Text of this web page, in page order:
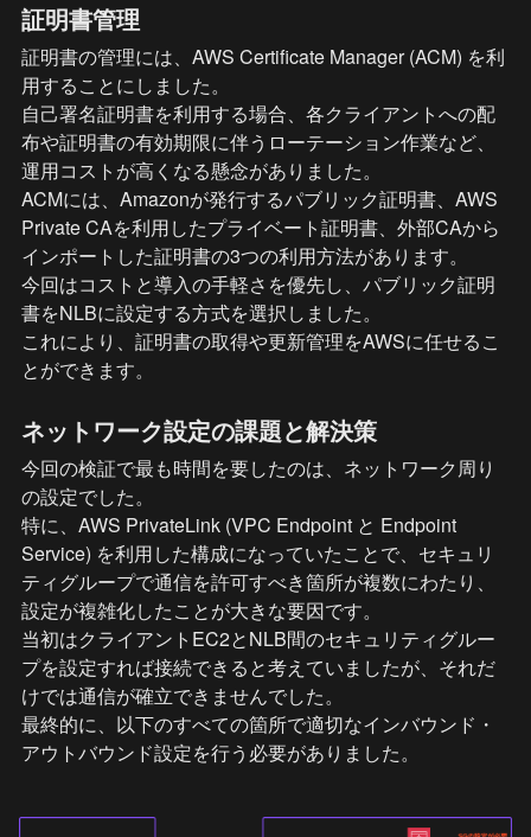
証明書管理
証明書の管理には、AWS Certificate Manager (ACM) を利
用することにしました。
自己署名証明書を利用する場合、各クライアントへの配
布や証明書の有効期限に伴うローテーション作業など、
運用コストが高くなる懸念がありました。
ACMには、Amazonが発行するパブリック証明書、AWS
Private CAを利用したプライベート証明書、外部CAから
インポートした証明書の3つの利用方法があります。
今回はコストと導入の手軽さを優先し、パブリック証明
書をNLBに設定する方式を選択しました。
これにより、証明書の取得や更新管理をAWSに任せるこ
とができます。
ネットワーク設定の課題と解決策
今回の検証で最も時間を要したのは、ネットワーク周り
の設定でした。
特に、AWS PrivateLink (VPC Endpoint と Endpoint
Service) を利用した構成になっていたことで、セキュリ
ティグループで通信を許可すべき箇所が複数にわたり、
設定が複雑化したことが大きな要因です。
当初はクライアントEC2とNLB間のセキュリティグルー
プを設定すれば接続できると考えていましたが、それだ
けでは通信が確立できませんでした。
最終的に、以下のすべての箇所で適切なインバウンド・
アウトバウンド設定を行う必要がありました。